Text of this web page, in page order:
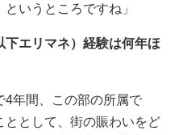
いうところですね」
エリマネ）経験は何年ほ
4年間、この部の所属で
として、街の賑わいをど